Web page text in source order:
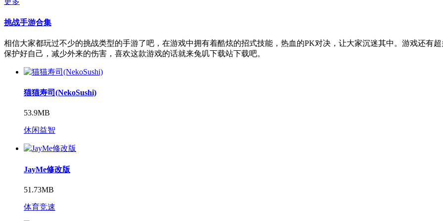
挑战手游合集
相信大家都玩过不少的挑战类型的手游了吧，在游戏中拥有着酷炫的招式技能，热血的PK对决，让大家沉迷其中。游戏还有
保护好自己，减少外来的伤害，喜欢这款游戏的话就来兔叽下载站下载吧。
猫猫寿司(NekoSushi)
53.9MB
休闲益智
JayMe修改版
51.73MB
体育竞速